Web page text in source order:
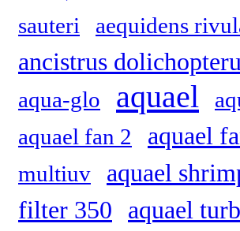
sauteri
aequidens
ancistrus
aqua-glo
aquael
aquael fan 2
aquael
multiuv
aquael
filter 350
aquael